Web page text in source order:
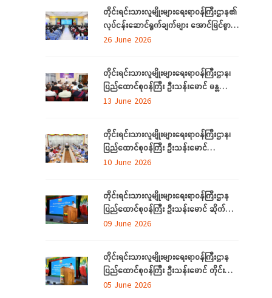
တိုင်းရင်းသားလူမျိုးများရေးရာဝန်ကြီးဌာန၏
လုပ်ငန်းဆောင်ရွက်ချက်များ အောင်မြင်စွာ
အကောင်အထည်ဖော်နိုင်ရေးအတွက်
26 June 2026
တိုင်းရင်းသားလူမျိုးများရေးရာဝန်ကြီးဌာန၊
ပြည်ထောင်စုဝန်ကြီး ဦးသန်းမောင် မန္တလေး
တိုင်းဒေသကြီးအတွင်းရှိ တိုင်းရင်းသားစာပေ
ဆွေးနွေး
13 June 2026
တိုင်းရင်းသားလူမျိုးများရေးရာဝန်ကြီးဌာန၊
ပြည်ထောင်စုဝန်ကြီး ဦးသန်းမောင်
ပြည်ထောင်စုနယ်မြေ နေပြည်တော်အတွင်းရှိ
အသင်းအဖွဲ့များနှင့် တွေ့ဆုံဆွေးနွေး
10 June 2026
တိုင်းရင်းသားလူမျိုးများရေးရာဝန်ကြီးဌာန
ပြည်ထောင်စုဝန်ကြီး ဦးသန်းမောင် ဆိုက်ဘာ
လုံခြုံရေး (Cyber Security) ဆိုင်ရာ
ရောက်
09 June 2026
တိုင်းရင်းသားလူမျိုးများရေးရာဝန်ကြီးဌာန
ပြည်ထောင်စုဝန်ကြီး ဦးသန်းမောင် တိုင်း
ဒေသကြီးနှင့် ပြည်နယ်များမှ
05 June 2026